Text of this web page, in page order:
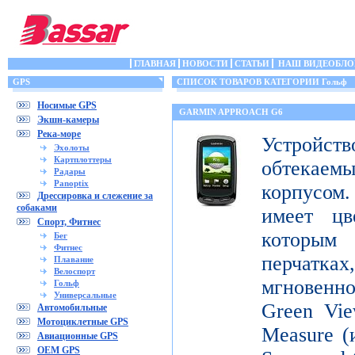
ГЛАВНАЯ НОВОСТИ СТАТЬИ
НАШ
GPS
Носимые GPS
Экшн-камеры
Река-море
Эхолоты
Картплоттеры
Радары
Panoptix
Дрессировка и слежение за
собаками
Спорт, Фитнес
Бег
Фитнес
Плавание
Велоспорт
Гольф
Универсальные
Автомобильные
Мотоциклетные GPS
Авиационные GPS
OEM GPS
СПИСОК ТОВАРОВ КАТЕГОРИИ Гольф
GARMIN APPROACH G6
имеет
Green
Measure